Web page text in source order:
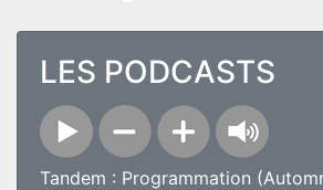
LES PODCASTS
Tandem : Programmation